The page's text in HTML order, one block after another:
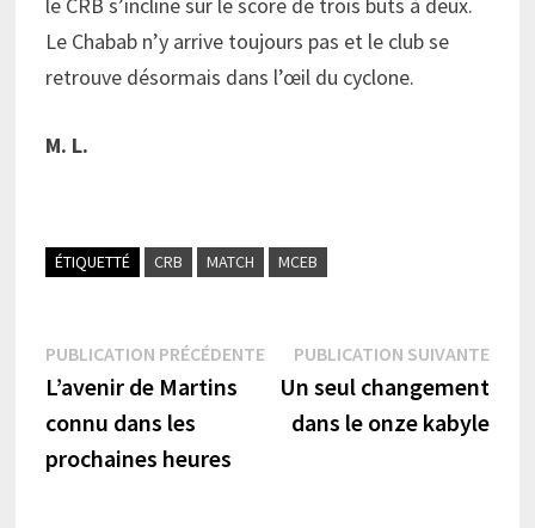
le CRB s’incline sur le score de trois buts à deux.
Le Chabab n’y arrive toujours pas et le club se
retrouve désormais dans l’œil du cyclone.
M. L.
ÉTIQUETTÉ CRB MATCH MCEB
Navigation
de
l’article
PUBLICATION PRÉCÉDENTEPublication
précédente :
L’avenir de Martins
connu dans les
prochaines heures
PUBLICATION SUIVANTE
Un seul changement
dans le onze kabyle